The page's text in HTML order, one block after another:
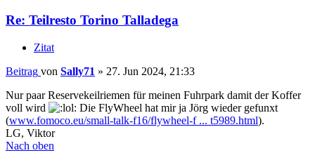
Re: Teilresto Torino Talladega
Zitat
Beitrag von Sally71 » 27. Jun 2024, 21:33
Nur paar Reservekeilriemen für meinen Fuhrpark damit der Koffer
voll wird
Die FlyWheel hat mir ja Jörg wieder gefunxt
(www.fomoco.eu/small-talk-f16/flywheel-f ... t5989.html).
LG, Viktor
Nach oben